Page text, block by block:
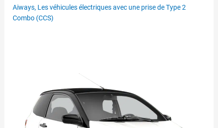
Aiways, Les véhicules électriques avec une prise de Type 2
Combo (CCS)